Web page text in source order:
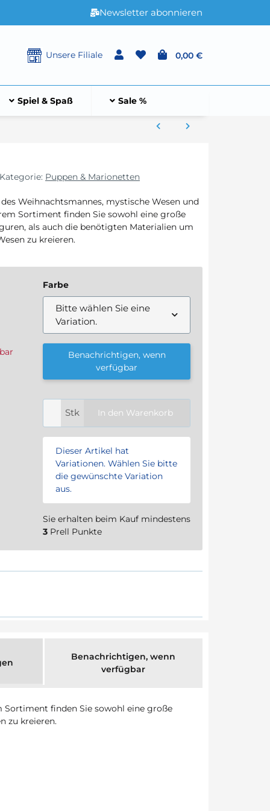
Newsletter abonnieren
Unsere Filiale 0,00 €
Spiel & Spaß Sale %
Kategorie: Puppen & Marionetten
Weihnachtsmannes, mystische Wesen und
Sortiment finden Sie sowohl eine große
als auch die benötigten Materialien um
zu kreieren.
Farbe
Bitte wählen Sie eine
Variation.
Benachrichtigen, wenn
verfügbar
Stk In den Warenkorb
x
Dieser Artikel hat
Variationen. Wählen Sie bitte
die gewünschte Variation
aus.
Sie erhalten beim Kauf mindestens
3 Prell Punkte
Benachrichtigen, wenn
verfügbar
Sortiment finden Sie sowohl eine große
zu kreieren.